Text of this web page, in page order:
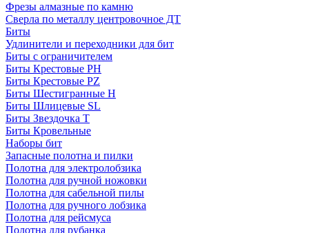
Фрезы алмазные по камню
Сверла по металлу центровочное ДТ
Биты
Удлинители и переходники для бит
Биты с ограничителем
Биты Крестовые PH
Биты Крестовые PZ
Биты Шестигранные H
Биты Шлицевые SL
Биты Звездочка T
Биты Кровельные
Наборы бит
Запасные полотна и пилки
Полотна для электролобзика
Полотна для ручной ножовки
Полотна для сабельной пилы
Полотна для ручного лобзика
Полотна для рейсмуса
Полотна для рубанка